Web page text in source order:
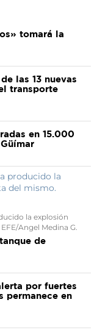
tomará la
las 13 nuevas
transporte
en 15.000
la explosión
Angel Medina G.
de
por fuertes
permanece en